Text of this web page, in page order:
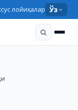
лойиҳалар Ўз